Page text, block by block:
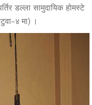
डल्ला सामुदायिक होमस्टे
मा) ।